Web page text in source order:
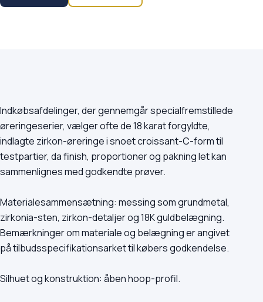
Indkøbsafdelinger, der gennemgår specialfremstillede
øreringeserier, vælger ofte de 18 karat forgyldte,
indlagte zirkon-øreringe i snoet croissant-C-form til
testpartier, da finish, proportioner og pakning let kan
sammenlignes med godkendte prøver.
Materialesammensætning: messing som grundmetal,
zirkonia-sten, zirkon-detaljer og 18K guldbelægning.
Bemærkninger om materiale og belægning er angivet
på tilbudsspecifikationsarket til købers godkendelse.
Silhuet og konstruktion: åben hoop-profil.